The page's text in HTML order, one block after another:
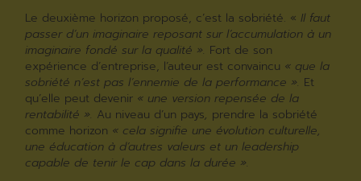
Le deuxième horizon proposé, c’est la sobriété. «Il faut
passer d’un imaginaire reposant sur l’accumulation à un
imaginaire fondé sur la qualité ». Fort de son
expérience d’entreprise, l’auteur est convaincu « que la
sobriété n’est pas l’ennemie de la performance ». Et
qu’elle peut devenir « une version repensée de la
rentabilité ». Au niveau d’un pays, prendre la sobriété
comme horizon « cela signifie une évolution culturelle,
une éducation à d’autres valeurs et un leadership
capable de tenir le cap dans la durée ».